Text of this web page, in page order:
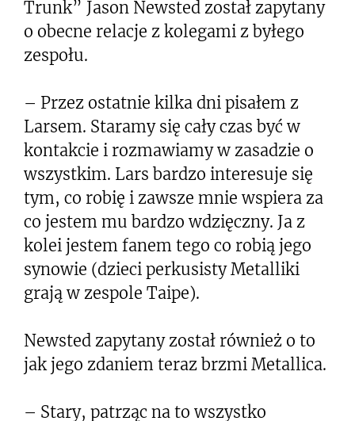
Trunk” Jason Newsted został zapytany
o obecne relacje z kolegami z byłego
zespołu.
– Przez ostatnie kilka dni pisałem z
Larsem. Staramy się cały czas być w
kontakcie i rozmawiamy w zasadzie o
wszystkim. Lars bardzo interesuje się
tym, co robię i zawsze mnie wspiera za
co jestem mu bardzo wdzięczny. Ja z
kolei jestem fanem tego co robią jego
synowie (dzieci perkusisty Metalliki
grają w zespole Taipe).
Newsted zapytany został również o to
jak jego zdaniem teraz brzmi Metallica.
– Stary, patrząc na to wszystko